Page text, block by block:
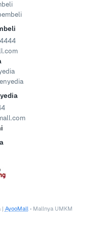
| AyooMall • Mallnya UMKM